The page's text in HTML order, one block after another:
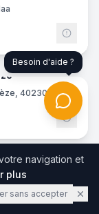
40230 Josse
44
navigation et
plus
sans accepter
Besoin d'aide ?